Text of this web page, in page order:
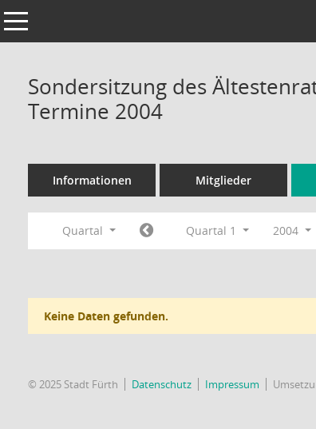
Toggle navigation
Sondersitzung des
Termine 2004
Informationen Mitglieder
Quartal Quartal 1 2004
Keine Daten gefunden.
© 2025 Stadt Fürth Datenschutz Impressum